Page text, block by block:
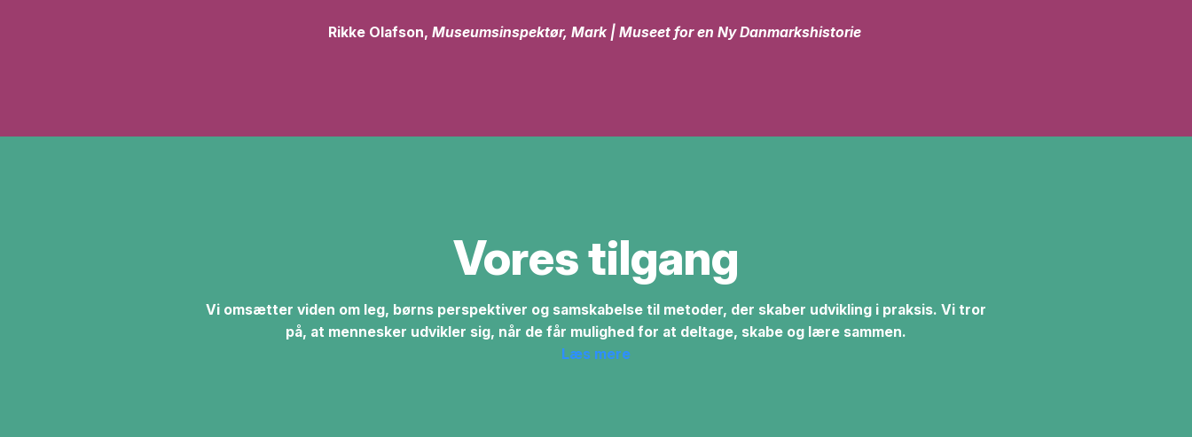
Rikke Olafson, Museumsinspektør, Mark | Museet for en Ny Danmarkshistorie
Vores tilgang
Vi omsætter viden om leg, børns perspektiver og samskabelse til metoder, der skaber udvikling i praksis. Vi tror
på, at mennesker udvikler sig, når de får mulighed for at deltage, skabe og lære sammen.
Læs mere